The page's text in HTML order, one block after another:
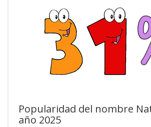
Popularidad del nombre
año 2025